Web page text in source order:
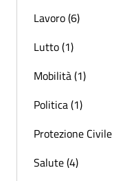
Lavoro (6)
Lutto (1)
Mobilità (1)
Politica (1)
Protezione
Salute (4)